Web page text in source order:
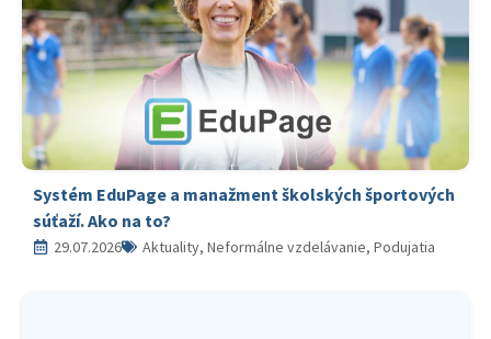
Systém EduPage a manažment školských športových
súťaží. Ako na to?
29.07.2026 Aktuality, Neformálne vzdelávanie, Podujatia